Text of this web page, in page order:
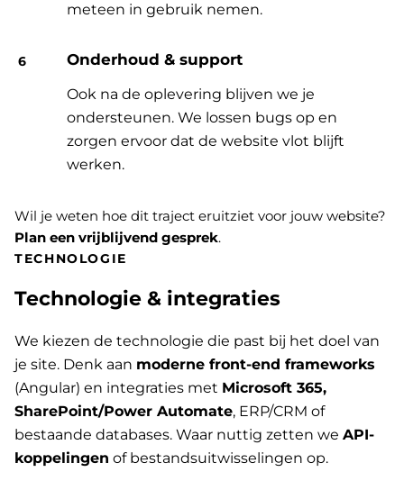
meteen in gebruik nemen.
Onderhoud & support
Ook na de oplevering blijven we je
ondersteunen. We lossen bugs op en
zorgen ervoor dat de website vlot blijft
werken.
Wil je weten hoe dit traject eruitziet voor jouw website?
Plan een vrijblijvend gesprek.
TECHNOLOGIE
Technologie & integraties
We kiezen de technologie die past bij het doel van
je site. Denk aan moderne front-end frameworks
(Angular) en integraties met Microsoft 365,
SharePoint/Power Automate, ERP/CRM of
bestaande databases. Waar nuttig zetten we API-
koppelingen of bestandsuitwisselingen op.